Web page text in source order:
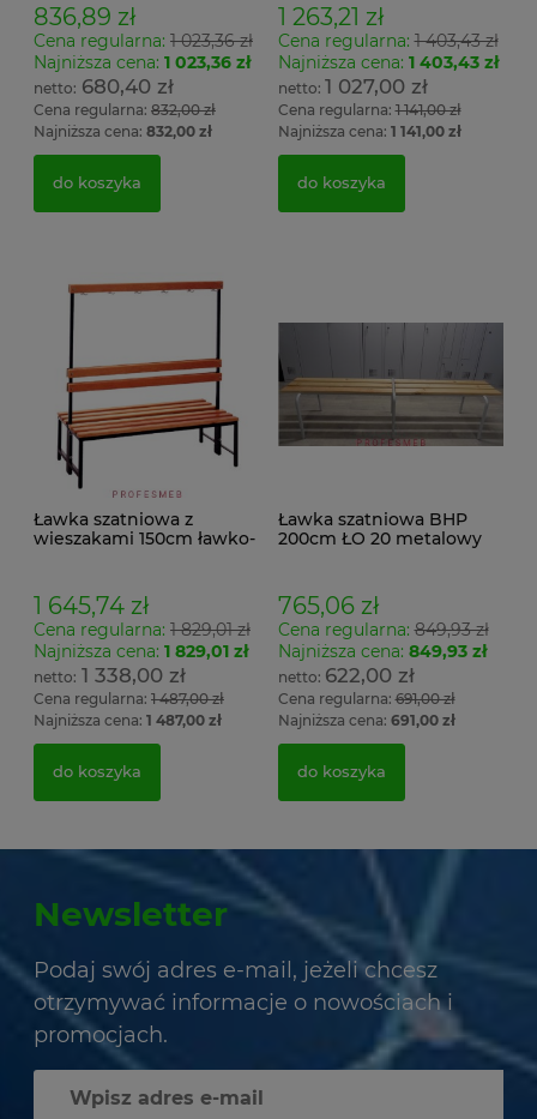
836,89 zł
Cena regularna: 1 023,36 zł
Najniższa cena: 1 023,36 zł
680,40 zł
Cena regularna: 832,00 zł
Najniższa cena: 832,00 zł
do koszyka
1 263,21 zł
Cena regularna:1 403,43 zł
Najniższa cena: 1 403,43 zł
1 027,00 zł
Cena regularna:1 141,00 zł
Najniższa cena: 1 141,00 zł
do koszyka
Ławka szatniowa z
wieszakami 150cm ławko-
1 645,74 zł
Cena regularna: 1 829,01 zł
Najniższa cena: 1 829,01 zł
1 338,00 zł
Cena regularna: 1 487,00 zł
Najniższa cena: 1 487,00 zł
do koszyka
Ławka szatniowa BHP
200cm ŁO 20 metalowy
765,06 zł
Cena regularna:849,93 zł
Najniższa cena: 849,93 zł
622,00 zł
Cena regularna:691,00 zł
Najniższa cena: 691,00 zł
do koszyka
Newsletter
Podaj swój adres e-mail, jeżeli chcesz
otrzymywać informacje o nowościach i
promocjach.